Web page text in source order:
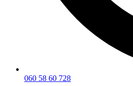
060 58 60 728